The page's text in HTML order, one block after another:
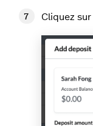
Cliquez sur